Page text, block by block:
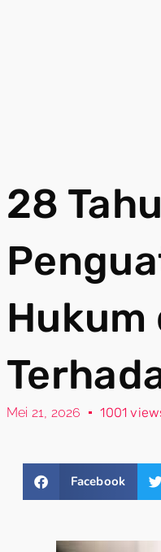
28
Hukum
Mei 21, 2026 1001
Facebook